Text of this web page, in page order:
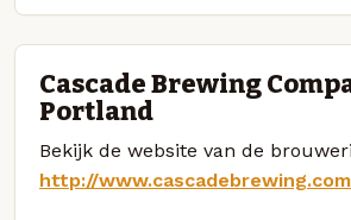
Cascade Brewing
Portland
Bekijk de website van de
http://